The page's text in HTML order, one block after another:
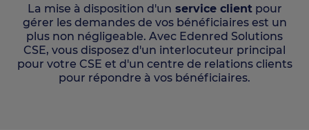
La mise à disposition d'un service clientpour
gérer les demandes de vos bénéficiaires est un
plus non négligeable. Avec Edenred Solutions
CSE, vous disposez d'un interlocuteur principal
pour votre CSE et d'un centre de relations clients
pour répondre à vos bénéficiaires.